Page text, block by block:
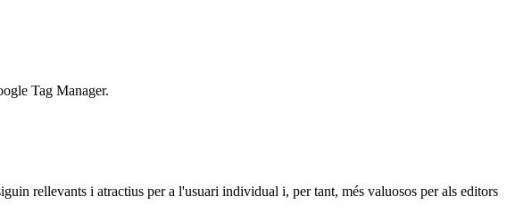
Tag Manager.
rellevants i atractius per a l'usuari individual i, per tant, més valuosos per als editors